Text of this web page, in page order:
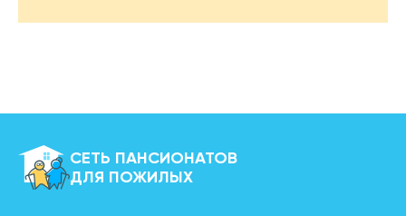
СЕТЬ ПАНСИОНАТОВ
ДЛЯ ПОЖИЛЫХ